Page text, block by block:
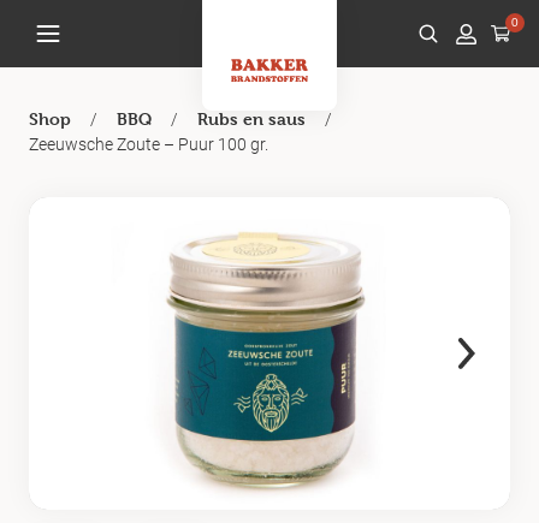
0
Shop / BBQ / Rubs en saus
/
Zeeuwsche Zoute – Puur 100 gr.